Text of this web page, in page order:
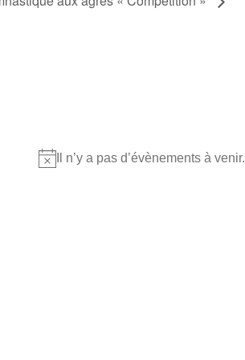
Notice
Il n’y a pas d’évènements à venir.